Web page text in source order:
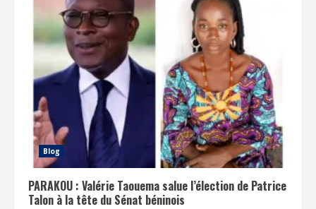
Blog
PARAKOU : Valérie Taouema salue l’élection de Patrice
Talon à la tête du Sénat béninois